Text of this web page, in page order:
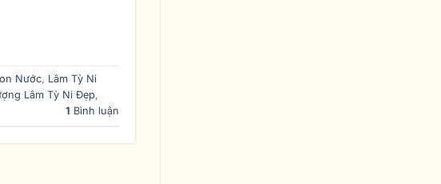
Nước, Lâm Tỳ Ni
Lâm Tỳ Ni Đẹp,
1 Bình luận